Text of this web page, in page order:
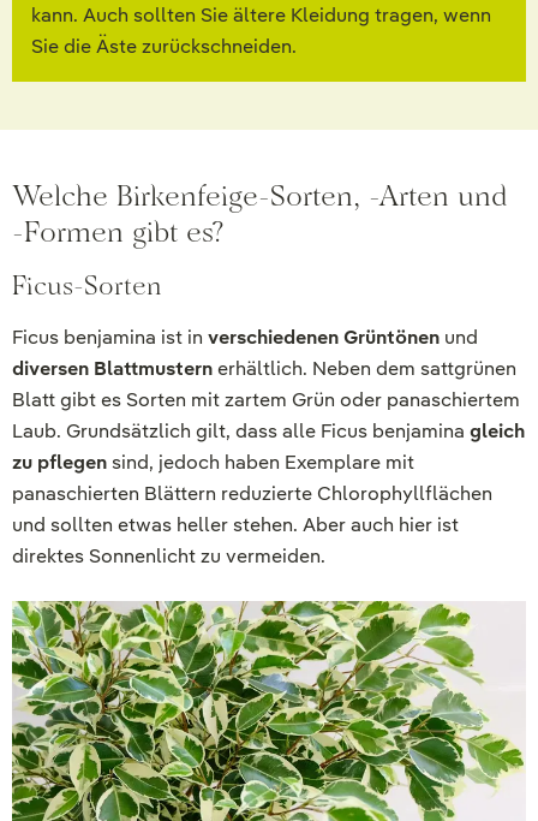
kann. Auch sollten Sie ältere Kleidung tragen, wenn
Sie die Äste zurückschneiden.
Welche Birkenfeige-Sorten, -Arten und
-Formen gibt es?
Ficus-Sorten
Ficus benjamina ist in verschiedenen Grüntönen und
diversen Blattmusternerhältlich. Neben dem sattgrünen
Blatt gibt es Sorten mit zartem Grün oder panaschiertem
Laub. Grundsätzlich gilt, dass alle Ficus benjamina gleich
zu pflegensind, jedoch haben Exemplare mit
panaschierten Blättern reduzierte Chlorophyllflächen
und sollten etwas heller stehen. Aber auch hier ist
direktes Sonnenlicht zu vermeiden.